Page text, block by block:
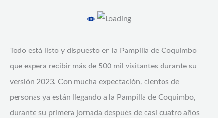
Todo está listo y dispuesto en la Pampilla de Coquimbo
que espera recibir más de 500 mil visitantes durante su
versión 2023. Con mucha expectación, cientos de
personas ya están llegando a la Pampilla de Coquimbo,
durante su primera jornada después de casi cuatro años
personas
se
encuentran
celebrando
en